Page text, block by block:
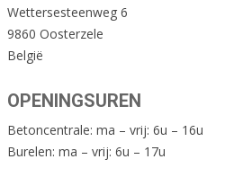
Wettersesteenweg 6
9860 Oosterzele
België
OPENINGSUREN
Betoncentrale: ma – vrij: 6u – 16u
Burelen: ma – vrij: 6u – 17u